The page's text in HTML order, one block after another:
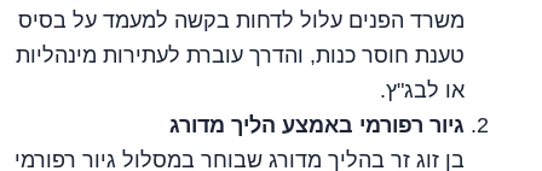
משרד הפנים עלול לדחות בקשה למעמד על בסיס
טענת חוסר כנות, והדרך עוברת לעתירות מינהליות
או לבג"ץ.
גיור רפורמי באמצע הליך מדורג
בן זוג זר בהליך מדורג שבוחר במסלול גיור רפורמי